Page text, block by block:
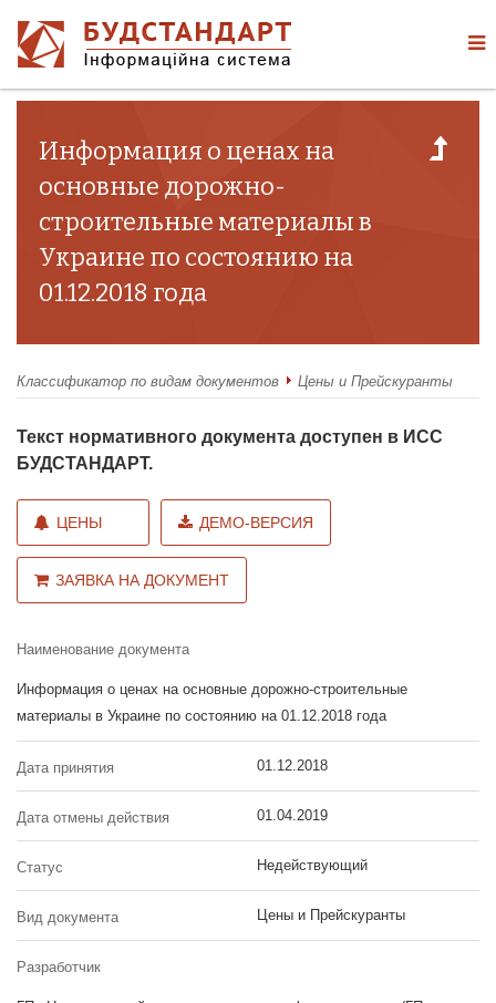
Информация о ценах на
основные дорожно-
строительные материалы в
Украине по состоянию на
01.12.2018 года
Классификатор по видам документов Цены и Прейскуранты
Текст нормативного документа доступен в ИСС
БУДСТАНДАРТ.
ЦЕНЫ ДЕМО-ВЕРСИЯ
ЗАЯВКА НА ДОКУМЕНТ
Наименование документа
Информация о ценах на основные дорожно-строительные
материалы в Украине по состоянию на 01.12.2018 года
Дата принятия 01.12.2018
Дата отмены действия 01.04.2019
Статус Недействующий
Вид документа Цены и Прейскуранты
Разработчик